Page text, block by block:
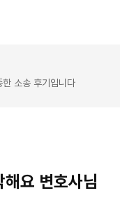
소송 후기입니다
요 변호사님